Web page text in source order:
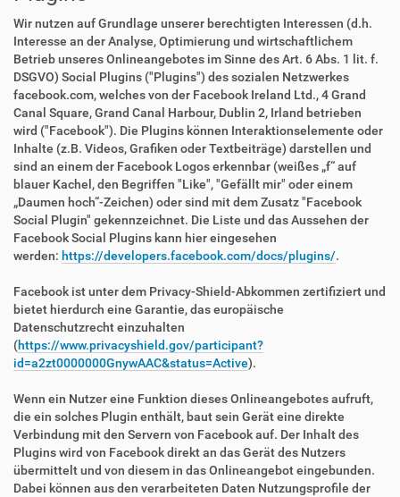
Wir nutzen auf Grundlage unserer berechtigten Interessen (d.h.
Interesse an der Analyse, Optimierung und wirtschaftlichem
Betrieb unseres Onlineangebotes im Sinne des Art. 6 Abs. 1 lit. f.
DSGVO) Social Plugins ("Plugins") des sozialen Netzwerkes
facebook.com, welches von der Facebook Ireland Ltd., 4 Grand
Canal Square, Grand Canal Harbour, Dublin 2, Irland betrieben
wird ("Facebook"). Die Plugins können Interaktionselemente oder
Inhalte (z.B. Videos, Grafiken oder Textbeiträge) darstellen und
sind an einem der Facebook Logos erkennbar (weißes „f“ auf
blauer Kachel, den Begriffen "Like", "Gefällt mir" oder einem
„Daumen hoch“-Zeichen) oder sind mit dem Zusatz "Facebook
Social Plugin" gekennzeichnet. Die Liste und das Aussehen der
Facebook Social Plugins kann hier eingesehen
werden: https://developers.facebook.com/docs/plugins/.
Facebook ist unter dem Privacy-Shield-Abkommen zertifiziert und
bietet hierdurch eine Garantie, das europäische
Datenschutzrecht einzuhalten
(https://www.privacyshield.gov/participant?
id=a2zt0000000GnywAAC&status=Active).
Wenn ein Nutzer eine Funktion dieses Onlineangebotes aufruft,
die ein solches Plugin enthält, baut sein Gerät eine direkte
Verbindung mit den Servern von Facebook auf. Der Inhalt des
Plugins wird von Facebook direkt an das Gerät des Nutzers
übermittelt und von diesem in das Onlineangebot eingebunden.
Dabei können aus den verarbeiteten Daten Nutzungsprofile der